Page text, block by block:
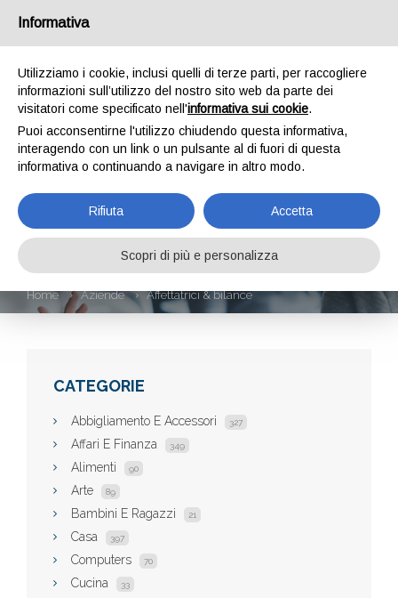
AFFETTATRICI &
BILANCE
Home Aziende Affettatrici & bilance
CATEGORIE
Abbigliamento E Accessori 327
Affari E Finanza 349
Alimenti 90
Arte 89
Bambini E Ragazzi 21
Casa 397
Computers 70
Cucina 33
Informativa
Utilizziamo i cookie, inclusi quelli di terze parti, per raccogliere
informazioni sull’utilizzo del nostro sito web da parte dei
visitatori come specificato nell'informativa sui cookie.
Puoi acconsentirne l'utilizzo chiudendo questa informativa,
interagendo con un link o un pulsante al di fuori di questa
informativa o continuando a navigare in altro modo.
Rifiuta Accetta
Scopri di più e personalizza